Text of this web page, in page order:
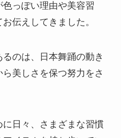
っぽい理由や美容習
伝えしてきました。
のは、日本舞踊の動き
美しさを保つ努力をさ
日々、さまざまな習慣